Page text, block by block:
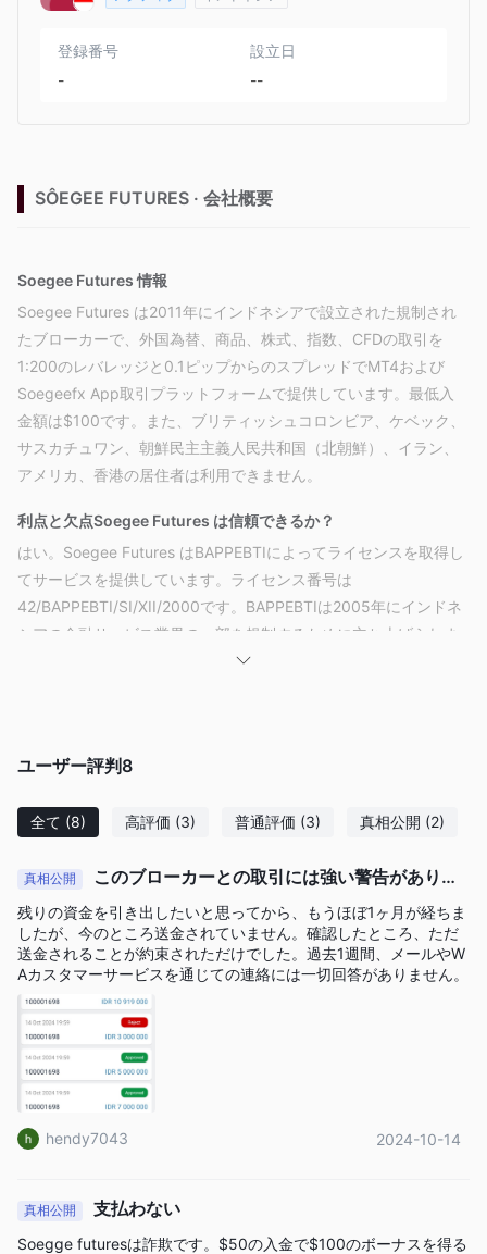
登録番号
-
設立日
--
SÔEGEE FUTURES · 会社概要
Soegee Futures 情報
Soegee Futures は2011年にインドネシアで設立された規制され
たブローカーで、外国為替、商品、株式、指数、CFDの取引を
1:200のレバレッジと0.1ピップからのスプレッドでMT4および
Soegeefx App取引プラットフォームで提供しています。最低入
金額は$100です。また、ブリティッシュコロンビア、ケベック、
サスカチュワン、朝鮮民主主義人民共和国（北朝鮮）、イラン、
アメリカ、香港の居住者は利用できません。
利点と欠点Soegee Futures は信頼できるか？
はい。Soegee Futures はBAPPEBTIによってライセンスを取得し
てサービスを提供しています。ライセンス番号は
42/BAPPEBTI/SI/XII/2000です。BAPPEBTIは2005年にインドネ
シアの金融サービス業界の一部を規制するために立ち上げられま
ー）、指数、CFD、株式など、幅広い取引商品を提供していま
口座タイプ
Soegee Futuresは、Zero-traderアカウントと Pro-traderアカ
$100で、Pro-traderアカウントの最低入金額は$1,000です。
レバレッジ
Soegee Futuresは、口座タイプによって異なる柔軟なレバレッジ
オプションを提供しています。Zero-traderアカウントのレバレッ
ジは最大
1:200であり、Pro-traderアカウントのレバレッジは最
大1:400です。高いレバレッジは利益の可能性を高める一方、リ
スクも増加するため、適切なリスク管理が重要です。
手数料
外国為替スプレッドに関して、Zero-traderアカウントでは
ップから、Pro-traderアカウントでは 0.2ピップからスプレッド
ユーザー評判 8
全て (8) 高評価 (3) 普通評価 (3) 真相公開 (2)
真相公開
このブローカーとの取引には強い警告がありま
す！！！！
残りの資金を引き出したいと思ってから、もうほぼ1ヶ月が経ちま
したが、今のところ送金されていません。確認したところ、ただ
送金されることが約束されただけでした。過去1週間、メールやW
Aカスタマーサービスを通じての連絡には一切回答がありません。
hendy7043 2024-10-14
真相公開 支払わない
Soegge futuresは詐欺です。$50の入金で$100のボーナスを得る